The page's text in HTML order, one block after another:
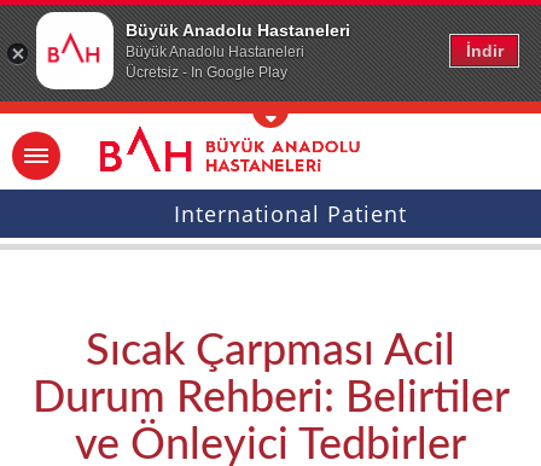
Büyük Anadolu Hastaneleri
Büyük Anadolu Hastaneleri
Ücretsiz - In Google Play
İndir
Ana icerige atla
International Patient
Sıcak Çarpması Acil
Durum Rehberi: Belirtiler
ve Önleyici Tedbirler